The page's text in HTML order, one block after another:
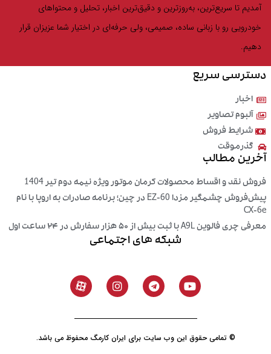
آمدیم تا سریع‌ترین، به‌روزترین و دقیق‌ترین اخبار، تحلیل و محتواهای
خودرویی رو با زبانی ساده، صمیمی، ولی حرفه‌ای در اختیار شما عزیزان قرار
دهیم.
دسترسی سریع
اخبار
آلبوم تصاویر
شرایط فروش
گذرموقت
آخرین مطالب
فروش نقد و اقساط محصولات کرمان موتور ویژه نیمه دوم تیر 1404
پیش‌فروش چشمگیر مزدا EZ-60 در چین؛ برنامه صادرات به اروپا با نام
CX-6e
معرفی چری فالوین A9L با ثبت بیش از ۵۰ هزار سفارش در ۲۴ ساعت اول
شبکه های اجتماعی
© تمامی حقوق این وب سایت برای ایران کارمگ محفوظ می باشد.